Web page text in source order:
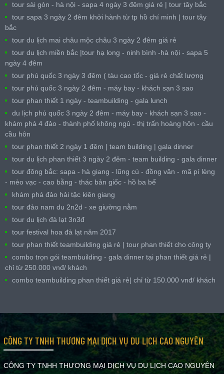
tour sài gòn - hà nội - sapa 4 ngày 3 đêm giá rẻ | tour tây bắc
tour sapa 3 ngày 2 đêm khởi hành từ tp hồ chí minh | tour tây
bắc
tour du lịch mai châu mộc châu 3 ngày 2 đêm giá rẻ
tour du lịch miền bắc |tour hạ long - ninh bình -hà nội - sapa 5
ngày 4 đêm
tour phú quốc 3 ngày 3 đêm ( tàu cao tốc - giá rẻ chất lượng
tour phú quốc 3 ngày 2 đêm - máy bay - khách sạn 3 sao
tour phan thiết 1 ngày - teambuilding - gala lunch
du lịch phú quốc 3 ngày 2 đêm - máy bay - khách sạn 3 sao -
khám phá 4 đảo - thành phố không ngủ - thị trấn hoàng hôn - cầu
cầu hôn
tour phan thiết 2 ngày 1 đêm | team building | gala dinner
tour du lịch phan thiết 3 ngày 2 đêm - team building - gala dinner
tour đông bắc: sapa - hà giang - lũng cú - đồng văn - mã pí lèng
- mèo vạc - cao bằng - thác bản giốc - hồ ba bể
khám phá đảo hải tặc kiên giang
tour đảo nam du 2n2d - xe giường nằm
tour du lịch đà lạt 3n3đ
tour festival hoa đà lạt năm 2017
tour phan thiết teambuilding giá rẻ | tour phan thiết cho công ty
combo trọn gói teambuilding - gala dinner tại phan thiết giá rẻ |
chỉ từ 250.000 vnđ/ khách
combo teambuilding phan thiết giá rẻ| chỉ từ 150.000 vnđ/ khách
CÔNG TY TNHH THƯƠNG MẠI DỊCH VỤ DU LỊCH CAO NGUYÊN
CÔNG TY TNHH THƯƠNG MẠI DỊCH VỤ DU LỊCH CAO NGUYÊN